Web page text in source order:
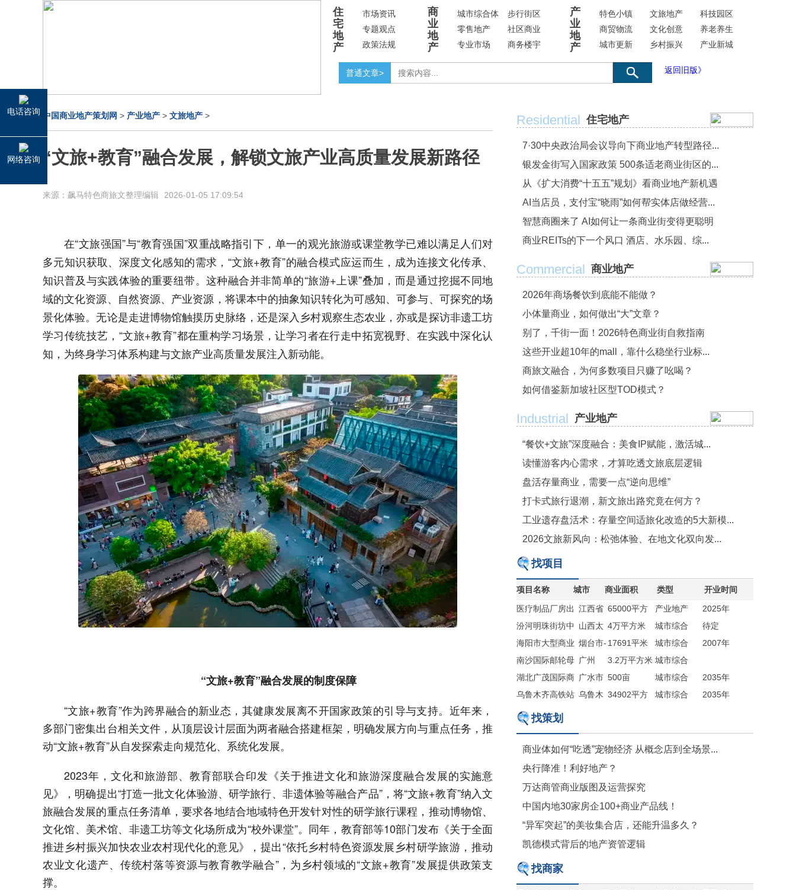
住
宅
地
产
市场资讯
专题观点
政策法规
商
业
地
产
城市综合体
步行街区
零售地产
社区商业
专业市场
商务楼宇
产
业
地
产
特色小镇 文旅地产
科技园区
商贸物流
文化创意
养老养生
城市更新
乡村振兴 产业新城
普通文章> 返回旧版》
中国商业地产策划网 > 产业地产 > 文旅地产 >
“文旅+教育”融合发展，解锁文旅产业高质量发展新路径
来源：飙马特色商旅文整理编辑 2026-01-05 17:09:54
在“文旅强国”与“教育强国”双重战略指引下，单一的观光旅游或课堂教学已难以满足人们对
多元知识获取、深度文化感知的需求，“文旅+教育”的融合模式应运而生，成为连接文化传承、
知识普及与实践体验的重要纽带。这种融合并非简单的“旅游+上课”叠加，而是通过挖掘不同地
域的文化资源、自然资源、产业资源，将课本中的抽象知识转化为可感知、可参与、可探究的场
景化体验。无论是走进博物馆触摸历史脉络，还是深入乡村观察生态农业，亦或是探访非遗工坊
学习传统技艺，“文旅+教育”都在重构学习场景，让学习者在行走中拓宽视野、在实践中深化认
知，为终身学习体系构建与文旅产业高质量发展注入新动能。
“文旅+教育”融合发展的制度保障
“文旅+教育”作为跨界融合的新业态，其健康发展离不开国家政策的引导与支持。近年来，
多部门密集出台相关文件，从顶层设计层面为两者融合搭建框架，明确发展方向与重点任务，推
动“文旅+教育”从自发探索走向规范化、系统化发展。
2023年，文化和旅游部、教育部联合印发《关于推进文化和旅游深度融合发展的实施意
见》，明确提出“打造一批文化体验游、研学旅行、非遗体验等融合产品”，将“文旅+教育”纳入文
旅融合发展的重点任务清单，要求各地结合地域特色开发针对性的研学旅行课程，推动博物馆、
文化馆、美术馆、非遗工坊等文化场所成为“校外课堂”。同年，教育部等10部门发布《关于全面
推进乡村振兴加快农业农村现代化的意见》，提出“依托乡村特色资源发展乡村研学旅游，推动
农业文化遗产、传统村落等资源与教育教学融合”，为乡村领域的“文旅+教育”发展提供政策支
撑。
Residential 住宅地产
7·30中央政治局会议导向下商业地产转型路径...
银发金街写入国家政策 500条适老商业街区的...
从《扩大消费“十五五”规划》看商业地产新机遇
AI当店员，支付宝“晓雨”如何帮实体店做经营...
智慧商圈来了 AI如何让一条商业街变得更聪明
商业REITs的下一个风口 酒店、水乐园、综...
Commercial 商业地产
2026年商场餐饮到底能不能做？
小体量商业，如何做出“大”文章？
别了，千街一面！2026特色商业街自救指南
这些开业超10年的mall，靠什么稳坐行业标...
商旅文融合，为何多数项目只赚了吆喝？
如何借鉴新加坡社区型TOD模式？
Industrial 产业地产
“餐饮+文旅”深度融合：美食IP赋能，激活城...
读懂游客内心需求，才算吃透文旅底层逻辑
盘活存量商业，需要一点“逆向思维”
打卡式旅行退潮，新文旅出路究竟在何方？
工业遗存盘活术：存量空间适旅化改造的5大新模...
2026文旅新风向：松弛体验、在地文化双向发...
找项目
项目名称 城市 商业面积 类型 开业时间
医疗制品厂房出
售
江西省
九江市
65000平方
米
产业地产
2025年
汾河明珠街坊中
心
山西太
原
4万平方米
城市综合
体
待定
海阳市大型商业
体出售
烟台市-
海阳市
17691平米
（赠送地下
室约5000平
米）
城市综合
体
2007年
南沙国际邮轮母
港商业综合体
广州 3.2万平方米 城市综合
体
湖北广茂国际商
贸新城
广水市 500亩
城市综合
体
2035年
乌鲁木齐高铁站
项目
乌鲁木 34902平方
城市综合
2035年
找策划
商业体如何“吃透”宠物经济 从概念店到全场景...
央行降准！利好地产？
万达商管商业版图及运营探究
中国内地30家房企100+商业产品线！
“异军突起”的美妆集合店，还能升温多久？
凯德模式背后的地产资管逻辑
找商家
电话咨询
网络咨询